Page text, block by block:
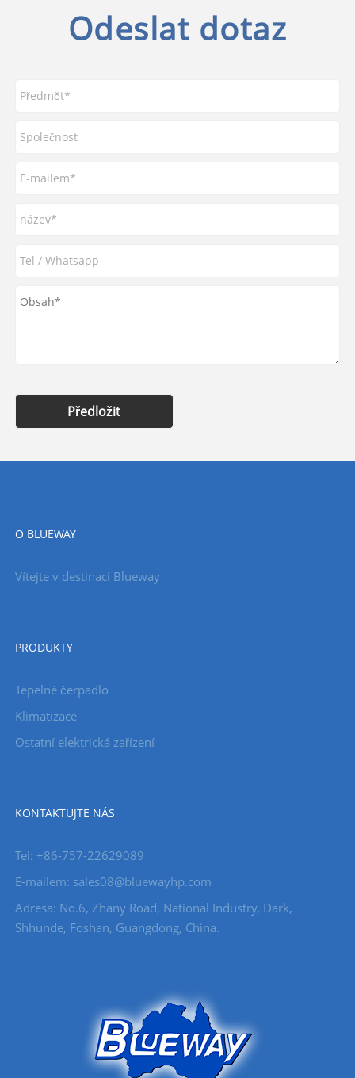
Odeslat dotaz
Předložit
O BLUEWAY
Vítejte v destinaci Blueway
PRODUKTY
Tepelné čerpadlo
Klimatizace
Ostatní elektrická zařízení
KONTAKTUJTE NÁS
Tel: +86-757-22629089
E-mailem: sales08@bluewayhp.com
Adresa: No.6, Zhany Road, National Industry, Dark,
Shhunde, Foshan, Guangdong, China.